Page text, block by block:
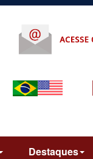
Destaques